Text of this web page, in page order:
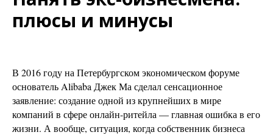
плюсы и минусы
В 2016 году на Петербургском экономическом форуме
основатель Alibaba Джек Ма сделал сенсационное
заявление: создание одной из крупнейших в мире
компаний в сфере онлайн-ритейла — главная ошибка в его
жизни. А вообще, ситуация, когда собственник бизнеса